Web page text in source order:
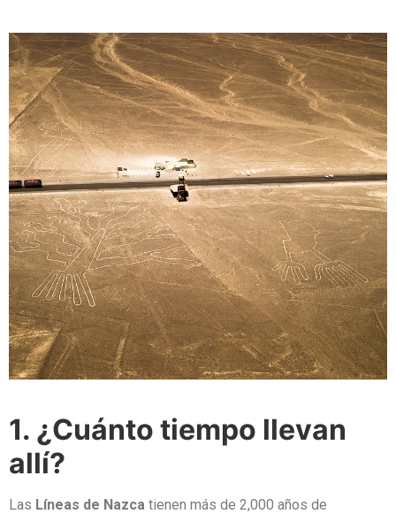
1. ¿Cuánto tiempo llevan
allí?
Las Líneas de Nazca tienen más de 2,000 años de